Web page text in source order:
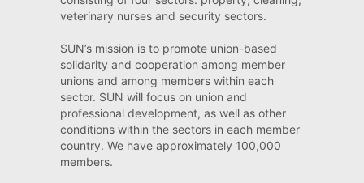
veterinary nurses and security sectors.
SUN’s mission is to promote union-based
solidarity and cooperation among member
unions and among members within each
sector. SUN will focus on union and
professional development, as well as other
conditions within the sectors in each member
country. We have approximately 100,000
members.